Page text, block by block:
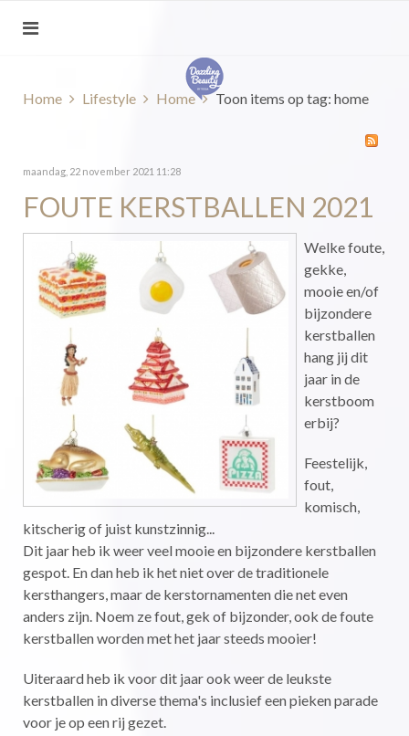
Home Lifestyle Home Toon items op tag: home
maandag, 22 november 2021 11:28
FOUTE KERSTBALLEN 2021
Welke foute,
gekke,
mooie en/of
bijzondere
kerstballen
hang jij dit
jaar in de
kerstboom
erbij?
Feestelijk,
fout,
komisch,
kitscherig of juist kunstzinnig...
Dit jaar heb ik weer veel mooie en bijzondere kerstballen
gespot. En dan heb ik het niet over de traditionele
kersthangers, maar de kerstornamenten die net even
anders zijn. Noem ze fout, gek of bijzonder, ook de foute
kerstballen worden met het jaar steeds mooier!
Uiteraard heb ik voor dit jaar ook weer de leukste
kerstballen in diverse thema's inclusief een pieken parade
voor je op een rij gezet.